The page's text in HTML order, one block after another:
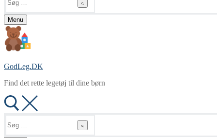
efter:
Menu
GodLeg.DK
Find det rette legetøj til dine børn
efter: